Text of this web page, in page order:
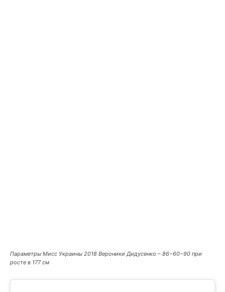
Параметры Мисс Украины 2018 Вероники Дидусенко – 86−60−90 при
росте в 177 см